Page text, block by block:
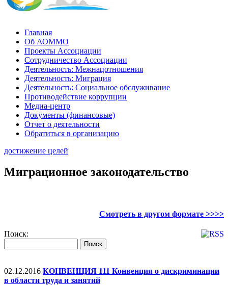
Главная
Об АОММО
Проекты Ассоциации
Сотрудничество Ассоциации
Деятельность: Межнацотношения
Деятельность: Миграция
Деятельность: Социальное обслуживание
Противодействие коррупции
Медиа-центр
Документы (финансовые)
Отчет о деятельности
Обратиться в организацию
достижение целей
Миграционное законодательство
Смотреть в другом формате >>>>
Поиск:
02.12.2016 КОНВЕНЦИЯ 111 Конвенция о дискриминации
в области труда и занятий